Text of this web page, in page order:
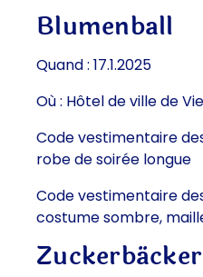
Blumenball
Quand : 17.1.2025
Où : Hôtel de ville de
Code vestimentaire
robe de soirée longue
Code vestimentaire
costume sombre,